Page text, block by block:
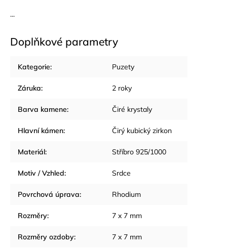
...
Doplňkové parametry
Kategorie: Puzety
Záruka: 2 roky
Barva kamene: Čiré krystaly
Hlavní kámen: Čirý kubický zirkon
Materiál: Stříbro 925/1000
Motiv / Vzhled: Srdce
Povrchová úprava: Rhodium
Rozměry: 7 x 7 mm
Rozměry ozdoby: 7 x 7 mm